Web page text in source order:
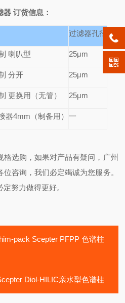
器 订货信息：
过滤器孔径
喇叭型 25μm
分开 25μm
更换用（无管） 25μm
器4mm（制备用） 一
选购，如果对产品有疑问，广州
咨询，我们必定竭诚为您服务。
努力做得更好。
pack Scepter PFPP 色谱柱
Diol-HILIC亲水型色谱柱